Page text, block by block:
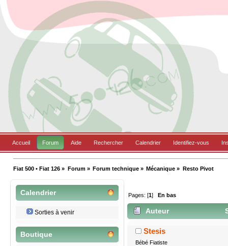
Accueil Forum Aide Rechercher Calendrier Identifiez-vous
Fiat 500 • Fiat 126 » Forum» Forum technique» Mécanique » Resto Pivot
Calendrier
Sorties à venir
Boutique
Pages: [1] En bas
Auteur
Stesis
Bébé Fiatiste